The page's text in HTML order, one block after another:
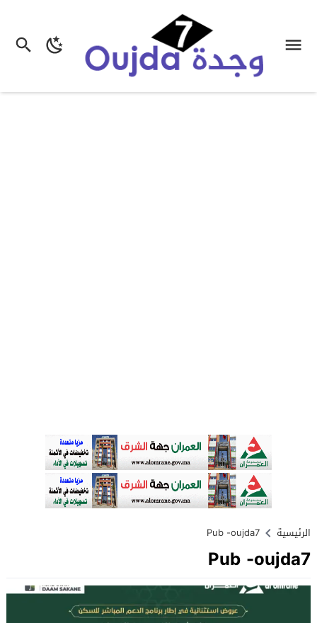
الرئيسية Pub -oujda7
Pub -oujda7